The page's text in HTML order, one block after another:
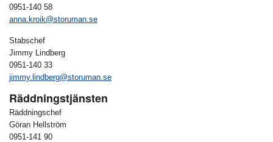
0951-140 58
anna.kroik@storuman.se
Stabschef
Jimmy Lindberg
0951-140 33
jimmy.lindberg@storuman.se
Räddningstjänsten
Räddningschef
Göran Hellström
0951-141 90